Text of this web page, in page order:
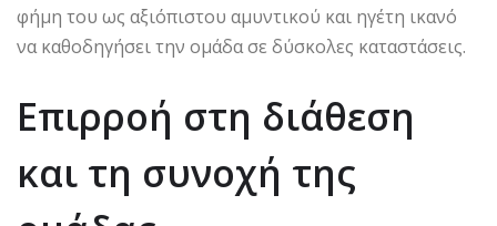
φήμη του ως αξιόπιστου αμυντικού και ηγέτη ικανό
να καθοδηγήσει την ομάδα σε δύσκολες καταστάσεις.
Επιρροή στη διάθεση
και τη συνοχή της